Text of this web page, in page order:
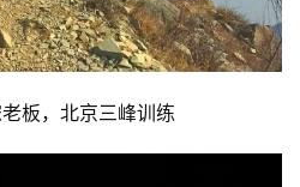
板，北京三峰训练